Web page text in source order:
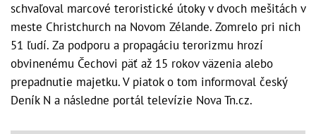
schvaľoval marcové teroristické útoky v dvoch mešitách v
meste Christchurch na Novom Zélande. Zomrelo pri nich
51 ľudí. Za podporu a propagáciu terorizmu hrozí
obvinenému Čechovi päť až 15 rokov väzenia alebo
prepadnutie majetku. V piatok o tom informoval český
Deník N a následne portál televízie Nova Tn.cz.